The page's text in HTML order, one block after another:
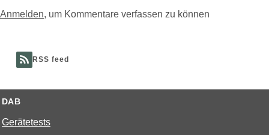
Anmelden, um Kommentare verfassen zu können
RSS feed
DAB
Gerätetests